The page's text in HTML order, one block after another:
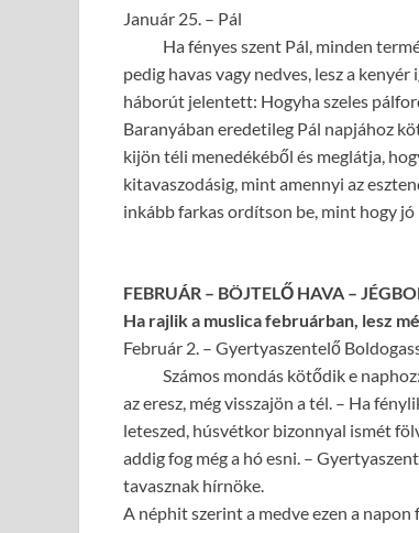
Január 25. – Pál
Ha fényes szent Pál, minden
pedig havas vagy nedves, lesz a
háborút jelentett: Hogyha szeles
Baranyában eredetileg Pál napjához
kijön téli menedékéből és meglátja,
kitavaszodásig, mint amennyi az
inkább farkas ordítson be, mint hogy jó
FEBRUÁR – BÖJTELŐ HAVA –
Ha rajlik a muslica februárban, lesz
Február 2. – Gyertyaszentelő
Számos mondás kötődik e naphoz:
az eresz, még visszajön a tél. – Ha
leteszed, húsvétkor bizonnyal ismét
addig fog még a hó esni. –
tavasznak hírnöke.
A néphit szerint a medve ezen a